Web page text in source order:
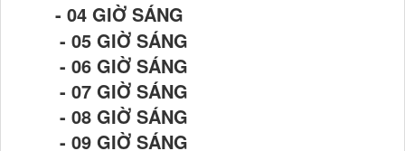
- 04 GIỜ SÁNG
- 05 GIỜ SÁNG
- 06 GIỜ SÁNG
- 07 GIỜ SÁNG
- 08 GIỜ SÁNG
- 09 GIỜ SÁNG